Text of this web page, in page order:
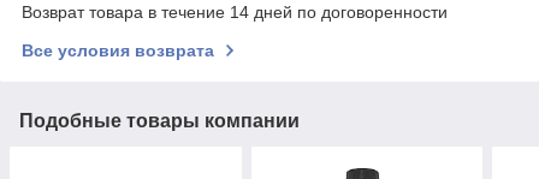
Возврат товара в течение 14 дней по договоренности
Все условия возврата
Подобные товары компании